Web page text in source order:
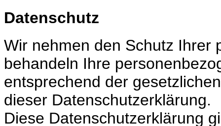
Datenschutz
Wir nehmen den Schutz Ihrer
behandeln Ihre
entsprechend der
dieser Datenschutzerklärung.
Diese Datenschutzerklärung